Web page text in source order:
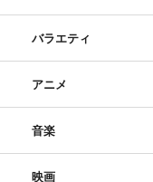
バラエティ
アニメ
音楽
映画